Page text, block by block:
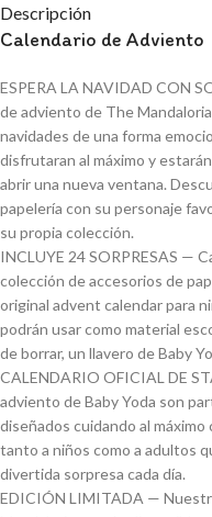
Descripción
Calendario de Adviento
ESPERA LA NAVIDAD CON
de adviento de The
navidades de una forma
disfrutaran al máximo y
abrir una nueva ventana.
papelería con su personaje
su propia colección.
INCLUYE 24 SORPRESAS —
colección de accesorios de
original advent calendar para
podrán usar como material
de borrar, un llavero de Baby
CALENDARIO OFICIAL DE
adviento de Baby Yoda son
diseñados cuidando al
tanto a niños como a adultos
divertida sorpresa cada día.
EDICIÓN LIMITADA —